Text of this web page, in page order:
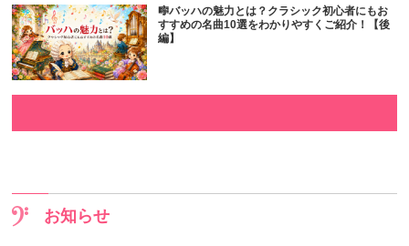
🎼バッハの魅力とは？クラシック初心者にもお
すすめの名曲10選をわかりやすくご紹介！【後
編】
お知らせ